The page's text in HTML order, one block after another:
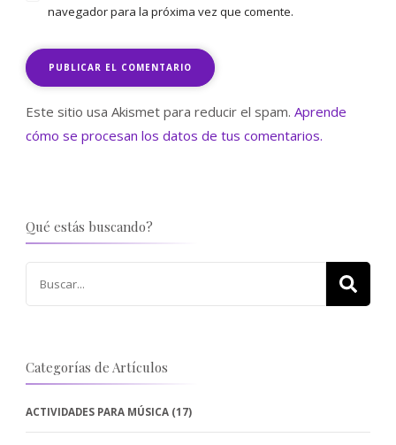
navegador para la próxima vez que comente.
Este sitio usa Akismet para reducir el spam. Aprende
cómo se procesan los datos de tus comentarios.
Qué estás buscando?
Categorías de Artículos
ACTIVIDADES PARA MÚSICA (17)